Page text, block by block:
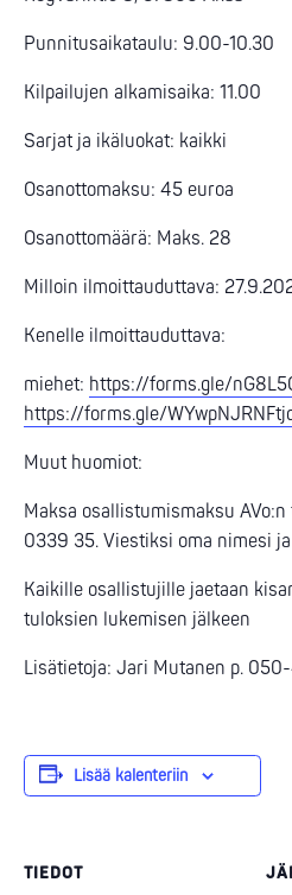
Punnitusaikataulu: 9.00-10.30
Kilpailujen alkamisaika: 11.00
Sarjat ja ikäluokat: kaikki
Osanottomaksu: 45 euroa
Osanottomäärä: Maks. 28
Milloin ilmoittauduttava:
Kenelle ilmoittauduttava:
miehet: https://forms.gle/
https://forms.gle/
Muut huomiot:
Maksa osallistumismaksu
0339 35. Viestiksi oma nimesi ja
Kaikille osallistujille jaetaan
tuloksien lukemisen jälkeen
Lisätietoja: Jari Mutanen p.
Lisää kalenteriin
TIEDOT